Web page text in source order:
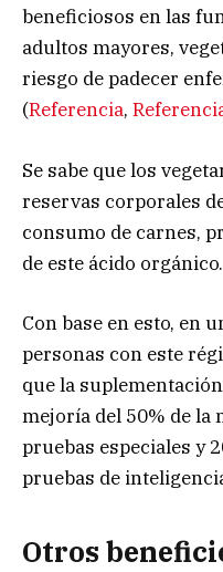
beneficiosos en las
adultos mayores,
riesgo de padecer
(Referencia,
Se sabe que los
reservas corporales
consumo de carnes,
de este ácido orgánico.
Con base en esto, en
personas con este
que la
mejoría del 50% de la
pruebas especiales y
pruebas de
Otros